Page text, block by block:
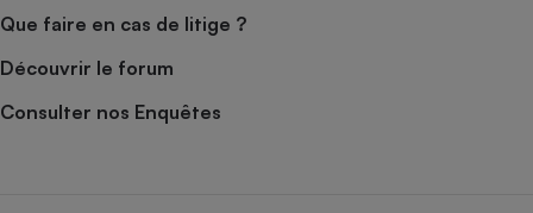
Que faire en cas de litige ?
Découvrir le forum
Consulter nos Enquêtes